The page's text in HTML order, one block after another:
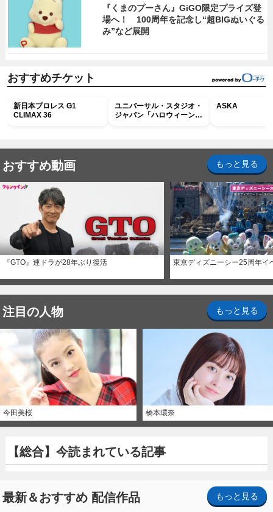
『くまのプーさん』GiGO限定プライズ登
場へ！ 100周年を記念し“超BIGぬいぐる
み”など展開
おすすめチケット
新日本プロレス G1
CLIMAX 36
ユニバーサル・スタジオ・
ジャパン「ハロウィーン・
ASKA
おすすめ動画 もっと見る
『GTO』連ドラが28年ぶり復活 東京ディズニーシー25周年イ
注目の人物 もっと見る
今田美桜 橋本環奈
【総合】今読まれている記事
最新＆おすすめ 配信作品 もっと見る